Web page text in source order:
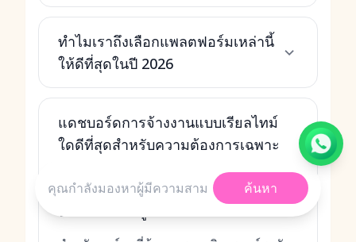
ทำไมเราถึงเลือกแพลตฟอร์มเหล่านี้
ให้ดีที่สุดในปี 2026
แดชบอร์ดการจ้างงานแบบเรียลไทม์
ใดดีที่สุดสำหรับความต้องการเฉพาะ
HRIS แบบครบวงจร หรือ
ประสบการณ์ผู้ใช้
ค้นหา